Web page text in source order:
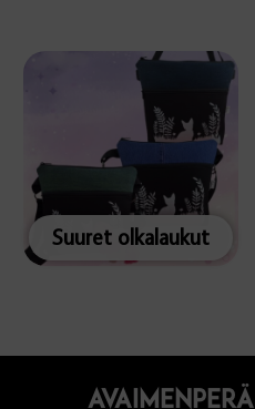
Suuret olkalaukut
avaimenperä